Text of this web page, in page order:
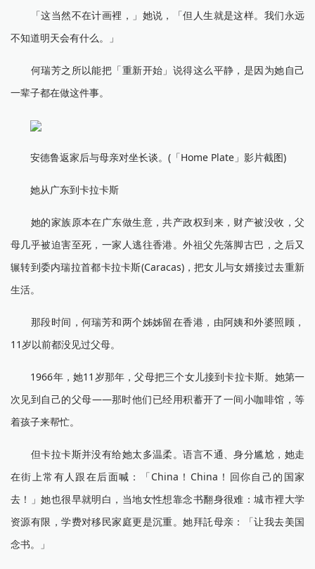
「这当然不在计画裡，」她说，「但人生就是这样。我们永远
不知道明天会有什么。」
何瑞芳之所以能把「重新开始」说得这么平静，是因为她自己
一辈子都在做这件事。
安德鲁返家后与母亲对坐长谈。(「Home Plate」影片截图)
她从广东到卡拉卡斯
她的家族原本在广东做生意，共产政权到来，财产被没收，父
母几乎被迫害至死，一家人逃往香港。外祖父先落脚古巴，之后又
辗转到委内瑞拉首都卡拉卡斯(Caracas)，把女儿与女婿接过去重新
生活。
那段时间，何瑞芳和两个姊姊留在香港，由阿姨和外婆照顾，
11岁以前都没见过父母。
1966年，她11岁那年，父母把三个女儿接到卡拉卡斯。她第一
次见到自己的父母——那时他们已经用积蓄开了一间小咖啡馆，等
着孩子来帮忙。
但卡拉卡斯并没有给她太多温柔。语言不通、身分尴尬，她走
在街上常有人跟在后面喊：「China！China！回你自己的国家
去！」她也很早就明白，当地女性想靠念书翻身很难：城市裡大学
资源有限，学费对移民家庭更是沉重。她拜託母亲：「让我去美国
念书。」